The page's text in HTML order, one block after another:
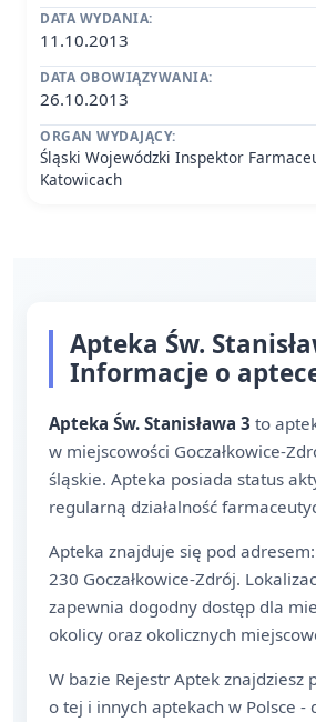
DATA WYDANIA:
11.10.2013
DATA OBOWIĄZYWANIA:
26.10.2013
ORGAN WYDAJĄCY:
Śląski Wojewódzki Inspektor
Katowicach
Apteka Św.
Informacje o
Apteka Św. Stanisława 3 to
w miejscowości Goczałkowice-
śląskie. Apteka posiada status
regularną działalność
Apteka znajduje się pod
230 Goczałkowice-Zdrój.
zapewnia dogodny dostęp dla
okolicy oraz okolicznych
W bazie Rejestr Aptek znajdziesz
o tej i innych aptekach w Polsce -